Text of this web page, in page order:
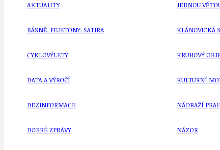
AKTUALITY
BÁSNĚ. FEJETONY. SATIRA
CYKLOVÝLETY
DATA A VÝROČÍ
DEZINFORMACE
DOBRÉ ZPRÁVY
JEDNOU
KLÁNOVICKÁ
KRUHOVÝ
KULTURNÍ
NÁDRAŽÍ
NÁZOR